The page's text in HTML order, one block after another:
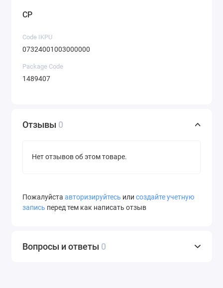
CP
Code IKPU
07324001003000000
Package Code
1489407
Отзывы 0
Нет отзывов об этом товаре.
Пожалуйста авторизируйтесь или создайте учетную
запись перед тем как написать отзыв
Вопросы и ответы 0